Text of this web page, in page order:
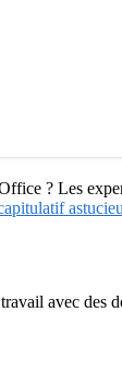
? Les
avec des